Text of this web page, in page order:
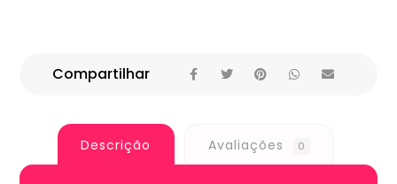
Descrição Avaliações 0